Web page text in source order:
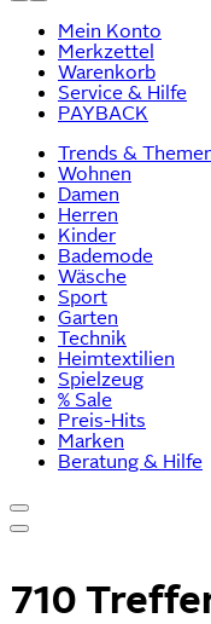
Mein Konto
Merkzettel
Warenkorb
Service & Hilfe
PAYBACK
Trends &
Wohnen
Damen
Herren
Kinder
Bademode
Wäsche
Sport
Garten
Technik
Heimtextilien
Spielzeug
% Sale
Preis-Hits
Marken
Beratung & Hilfe
710